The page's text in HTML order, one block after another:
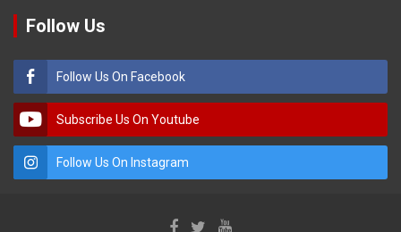
Follow Us
Follow Us On Facebook
Subscribe Us On Youtube
Follow Us On Instagram